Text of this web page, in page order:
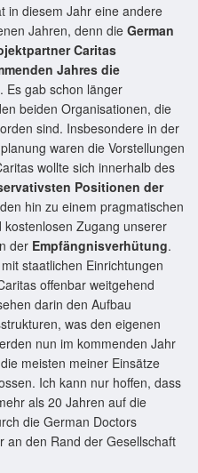
in diesem Jahr eine andere
Jahren, denn die German
Caritas
Jahres die
. Es gab schon länger
beiden Organisationen, die
sind. Insbesondere in der
waren die Vorstellungen
wollte sich innerhalb des
Positionen der
hin zu einem pragmatischen
Zugang unserer
der Empfängnisverhütung.
staatlichen Einrichtungen
offenbar weitgehend
darin den Aufbau
was den eigenen
nun im kommenden Jahr
meisten meiner Einsätze
Ich kann nur hoffen, dass
als 20 Jahren auf die
die German Doctors
an den Rand der Gesellschaft